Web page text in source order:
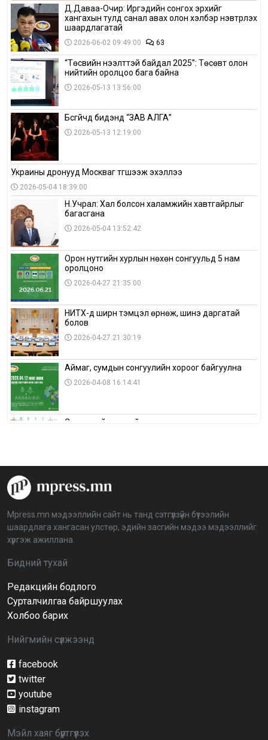
Д.Даваа-Очир: Иргэдийн сонгох эрхийг
хангахын тулд санал авах олон хэлбэр нэвтрүүлэх
шаардлагатай
2026-06-02 09:49:00 63
“Төсвийн нээлттэй байдал 2025”: Төсөвт олон
нийтийн оролцоо бага байна
2026-05-13 13:56:00
Бүсгүйчүүд бидэнд “ЗАВ АЛГА”
2026-05-13 12:19:00
Украины дронууд Москваг түгшээж эхэллээ
2026-05-04 18:39:00
Н.Учрал: Хал болсон халамжийн хавтгайрлыг
багасгана
2026-05-04 13:52:42
Орон нутгийн хурлын нөхөн сонгуульд 5 нам
оролцоно
2026-04-27 21:35:00
НИТХ-д ширүүн тэмцэл өрнөж, шинэ даргатай
болов
2026-04-27 21:30:19
Аймаг, сумдын сонгуулийн хороог байгуулна
2026-04-08 16:14:41
Сонгуулийн хуулийн зөрчил, шалгах,
аймагт үргэлжилж байна
BTS-ийн тоглолтыг Netflix дэлхий даяар шууд
дамжуулна
Иргэдийн төлөөлөгчдийн хурлын 2026 оны
нөхөн сонгууль 6 дугаар сарын 21-нд болно
Д.Тэгшбаяр: НҮБ-ын тогтоол санаачилж,
Mpress.mn мэдээллийн сайт нь танд сэтгүүлзүйн бүтээлийн
шаардлага хангасан улстөр, эдийн засгийн мэдээ мэдээллийг
хүргэж ажиллана.
Бидний тухай
Редакцийн бодлого
Сурталчилгаа байршуулах
Холбоо барих
Нийгмийн сүлжээнд
facebook
twitter
youtube
instagram
Мэйл хаяг бүртгүүлэх